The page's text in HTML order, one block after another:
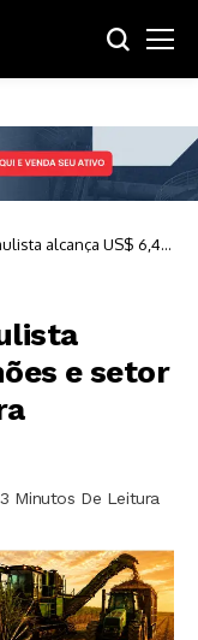
alcança US$ 6,45
lidera
e setor
3 Minutos De Leitura